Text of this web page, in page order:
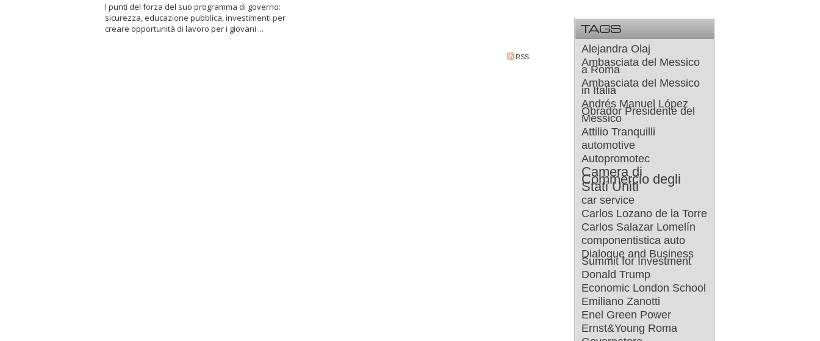
I punti del forza del suo programma di governo:
sicurezza, educazione pubblica, investimenti per
creare opportunità di lavoro per i giovani ...
RSS
TAGS
Alejandra Olaj
Ambasciata del Messico
a Roma
Ambasciata del Messico
in Italia
Andrés Manuel López
Obrador Presidente del
Messico
Attilio Tranquilli
automotive
Autopromotec
Camera di
Commercio degli
Stati Uniti
car service
Carlos Lozano de la Torre
Carlos Salazar Lomelín
componentistica auto
Dialogue and Business
Summit for Investment
Donald Trump
Economic London School
Emiliano Zanotti
Enel Green Power
Ernst&Young Roma